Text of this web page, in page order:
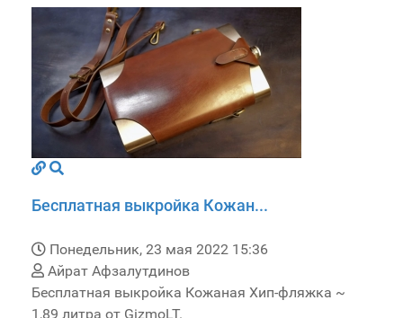
Бесплатная выкройка Кожан...
Понедельник, 23 мая 2022 15:36
Айрат Афзалутдинов
Бесплатная выкройка Кожаная Хип-фляжка ~
1,89 литра от GizmoLT.